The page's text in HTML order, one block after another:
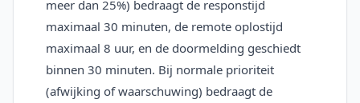
meer dan 25%) bedraagt de responstijd
maximaal 30 minuten, de remote oplostijd
maximaal 8 uur, en de doormelding geschiedt
binnen 30 minuten. Bij normale prioriteit
(afwijking of waarschuwing) bedraagt de